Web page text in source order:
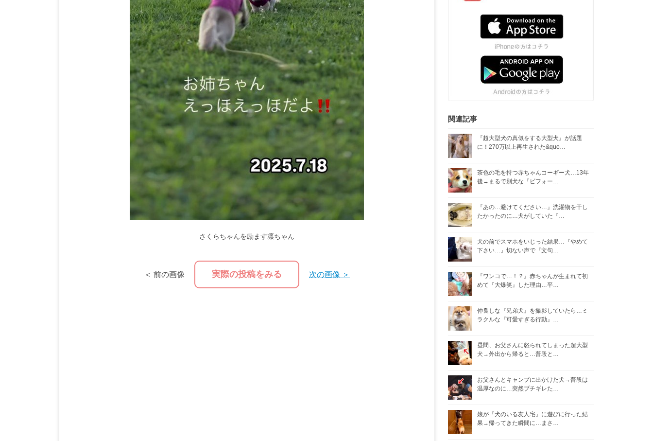
さくらちゃんを励ます凛ちゃん
＜ 前の画像 実際の投稿をみる 次の画像 ＞
関連記事
『超大型犬の真似をする大型犬』が話題
に！270万以上再生された&quo…
茶色の毛を持つ赤ちゃんコーギー犬…13年
後→まるで別犬な『ビフォー…
『あの…避けてください…』洗濯物を干し
たかったのに…犬がしていた『…
犬の前でスマホをいじった結果…『やめて
下さい…』切ない声で『文句…
『ワンコで…！？』赤ちゃんが生まれて初
めて『大爆笑』した理由…平…
仲良しな『兄弟犬』を撮影していたら…ミ
ラクルな『可愛すぎる行動』…
昼間、お父さんに怒られてしまった超大型
犬→外出から帰ると…普段と…
お父さんとキャンプに出かけた犬→普段は
温厚なのに…突然ブチギレた…
娘が『犬のいる友人宅』に遊びに行った結
果→帰ってきた瞬間に…まさ…